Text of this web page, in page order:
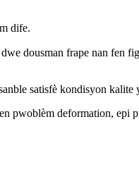
dife.
dousman frape nan fen
satisfè kondisyon kalite
pwoblèm deformation, epi